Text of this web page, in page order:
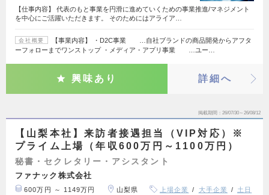
【仕事内容】 代表のもと事業を円滑に進めていくための事業推進/マネジメント
を中心にご活躍いただきます。 そのためにはアライア…
会社概要
【事業内容】 ・D2C事業 …自社ブランドの商品開発からアフタ
ーフォローまでワンストップ ・メディア・アプリ事業 …ユー…
興味あり 詳細へ
掲載期間 26/07/30～26/08/12
【山梨本社】来訪者接遇担当（VIP対応）※
プライム上場（年収600万円～1100万円）
秘書・セクレタリー・アシスタント
ファナック株式会社
600万円 ～ 1149万円 山梨県 上場企業 大手企業
土日